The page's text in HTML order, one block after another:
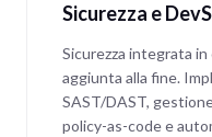
Sicurezza e
Sicurezza integrata
aggiunta alla fine.
SAST/DAST,
policy-as-code e